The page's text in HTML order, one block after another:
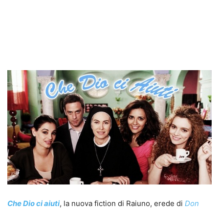
Che Dio ci aiuti, la nuova fiction di Raiuno, erede di Don